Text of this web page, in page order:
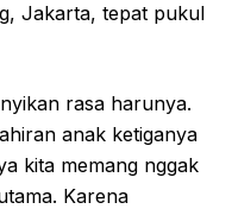
Jakarta, tepat pukul
rasa harunya.
anak ketiganya
kita memang nggak
Karena